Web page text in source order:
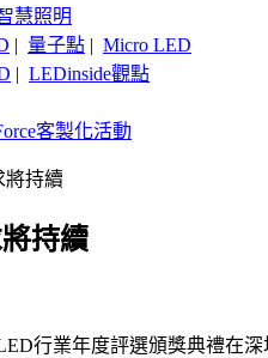
慧照明
| 量子點 | Micro LED
| LEDinside觀點
客製化活動
將持續
持續
行業年度評選頒獎典禮在